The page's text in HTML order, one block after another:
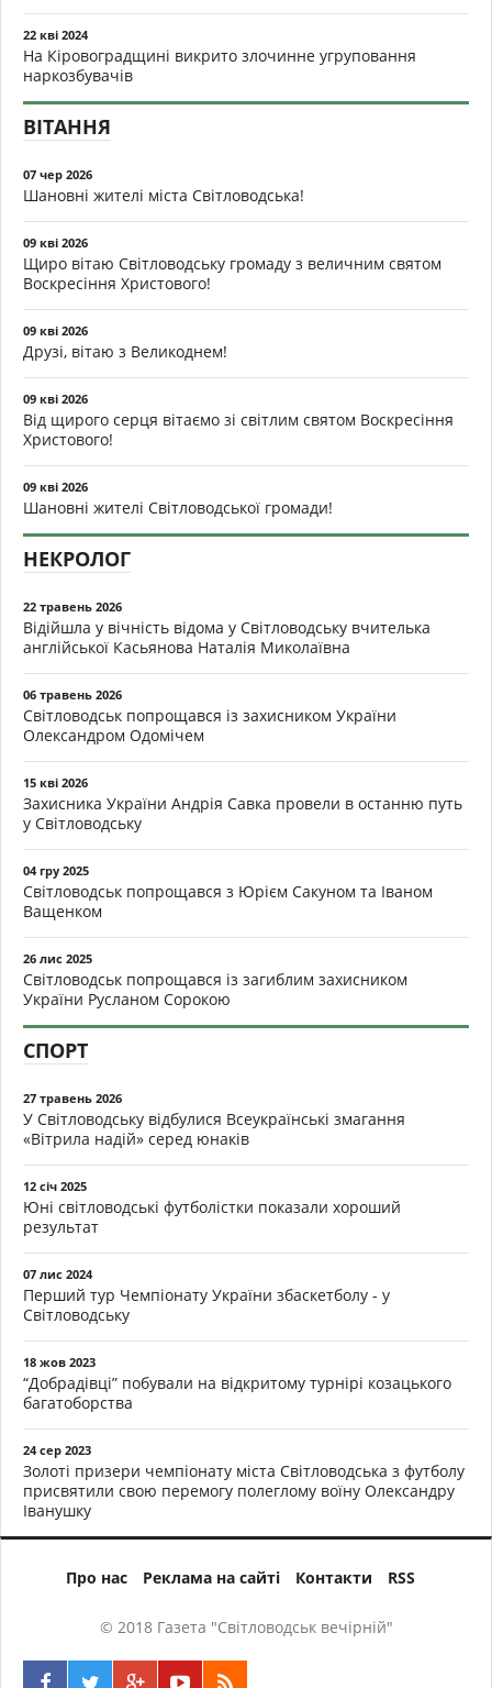
22 кві 2024
На Кіровоградщині викрито злочинне угруповання
наркозбувачів
ВІТАННЯ
07 чер 2026
Шановні жителі міста Світловодська!
09 кві 2026
Щиро вітаю Світловодську громаду з величним святом
Воскресіння Христового!
09 кві 2026
Друзі, вітаю з Великоднем!
09 кві 2026
Від щирого серця вітаємо зі світлим святом Воскресіння
Христового!
09 кві 2026
Шановні жителі Світловодської громади!
НЕКРОЛОГ
22 травень 2026
Відійшла у вічність відома у Світловодську вчителька
англійської Касьянова Наталія Миколаївна
06 травень 2026
Світловодськ попрощався із захисником України
Олександром Одомічем
15 кві 2026
Захисника України Андрія Савка провели в останню путь
у Світловодську
04 гру 2025
Світловодськ попрощався з Юрієм Сакуном та Іваном
Ващенком
26 лис 2025
Світловодськ попрощався із загиблим захисником
України Русланом Сорокою
СПОРТ
27 травень 2026
У Світловодську відбулися Всеукраїнські змагання
«Вітрила надій» серед юнаків
12 січ 2025
Юні світловодські футболістки показали хороший
результат
07 лис 2024
Перший тур Чемпіонату України збаскетболу - у
Світловодську
18 жов 2023
“Добрадівці” побували на відкритому турнірі козацького
багатоборства
24 сер 2023
Золоті призери чемпіонату міста Світловодська з футболу
присвятили свою перемогу полеглому воїну Олександру
Іванушку
Про нас Реклама на сайті Контакти RSS
© 2018 Газета "Світловодськ вечірній"